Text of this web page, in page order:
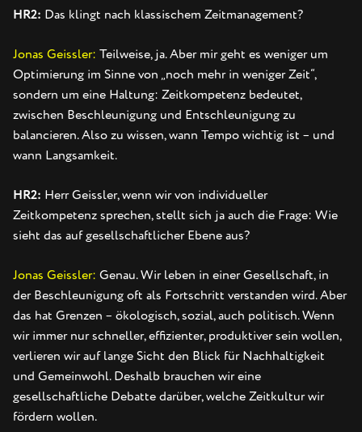
HR2: Das klingt nach klassischem Zeitmanagement?
Jonas Geissler: Teilweise, ja. Aber mir geht es weniger um
Optimierung im Sinne von „noch mehr in weniger Zeit“,
sondern um eine Haltung: Zeitkompetenz bedeutet,
zwischen Beschleunigung und Entschleunigung zu
balancieren. Also zu wissen, wann Tempo wichtig ist – und
wann Langsamkeit.
HR2: Herr Geissler, wenn wir von individueller
Zeitkompetenz sprechen, stellt sich ja auch die Frage: Wie
sieht das auf gesellschaftlicher Ebene aus?
Jonas Geissler: Genau. Wir leben in einer Gesellschaft, in
der Beschleunigung oft als Fortschritt verstanden wird. Aber
das hat Grenzen – ökologisch, sozial, auch politisch. Wenn
wir immer nur schneller, effizienter, produktiver sein wollen,
verlieren wir auf lange Sicht den Blick für Nachhaltigkeit
und Gemeinwohl. Deshalb brauchen wir eine
gesellschaftliche Debatte darüber, welche Zeitkultur wir
fördern wollen.